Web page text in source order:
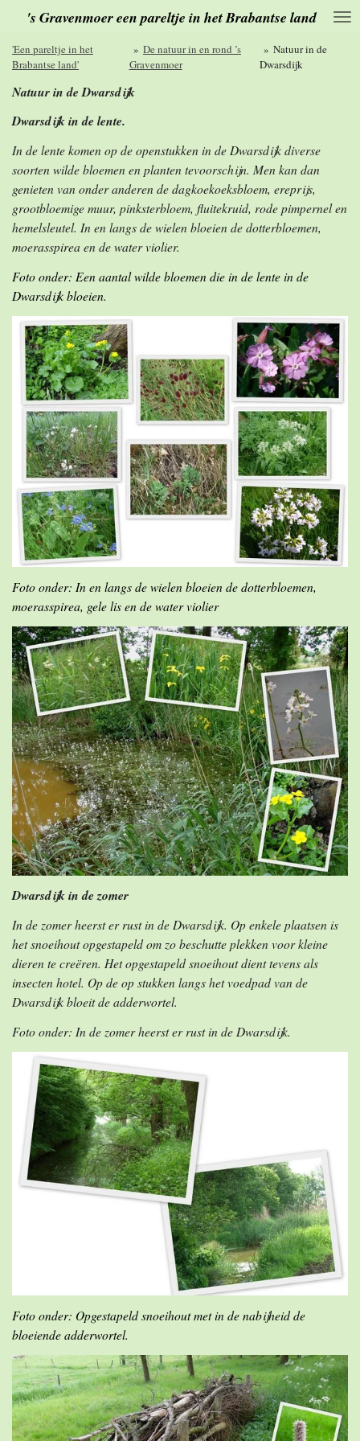
naar
de
's Gravenmoer een pareltje in het Brabantse land
'Een pareltje in het
Brabantse land'
» De natuur in en rond ’s
Gravenmoer
» Natuur in de
Dwarsdijk
Natuur in de Dwarsdijk
Dwarsdijk in de lente.
In de lente komen op de openstukken in de Dwarsdijk diverse
soorten wilde bloemen en planten tevoorschijn. Men kan dan
genieten van onder anderen de dagkoekoeksbloem, ereprijs,
grootbloemige muur, pinksterbloem, fluitekruid, rode pimpernel en
hemelsleutel. In en langs de wielen bloeien de dotterbloemen,
moerasspirea en de water violier.
Foto onder: Een aantal wilde bloemen die in de lente in de
Dwarsdijk bloeien.
Foto onder: In en langs de wielen bloeien de dotterbloemen,
moerasspirea, gele lis en de water violier
Dwarsdijk in de zomer
In de zomer heerst er rust in de Dwarsdijk. Op enkele plaatsen is
het snoeihout opgestapeld om zo beschutte plekken voor kleine
dieren te creëren. Het opgestapeld snoeihout dient tevens als
insecten hotel. Op de op stukken langs het voedpad van de
Dwarsdijk bloeit de adderwortel.
Foto onder: In de zomer heerst er rust in de Dwarsdijk.
Foto onder: Opgestapeld snoeihout met in de nabijheid de
bloeiende adderwortel.